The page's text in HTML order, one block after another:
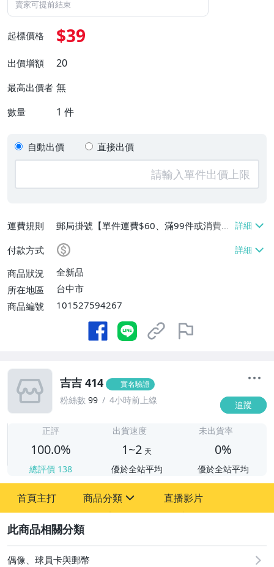
賣家可提前結束
起標價格 $39
出價增額 20
最高出價者 無
數量 1 件
自動出價 直接出價
運費規則
郵局掛號【單件運費$60、滿99件或消費滿
$9999免運費】
付款方式
商品狀況
全新品
所在地區
台中市
商品編號
101527594267
吉吉 414 實名驗證
粉絲數 99 4小時前上線 追蹤
正評
100.0%
總評價 138
出貨速度
1~2 天
優於全站平均
未出貨率
0%
優於全站平均
首頁主打 商品分類
偶像、球員卡與郵幣
直播影片
偶像、球員卡與郵幣